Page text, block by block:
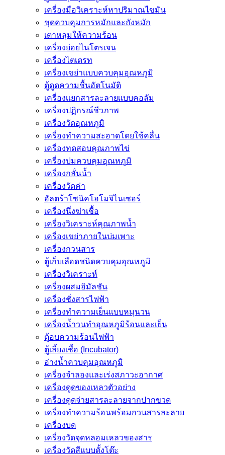
เครื่องมือวิเคราะห์หาปริมาณไขมัน
ชุดควบคุมการหมักและถังหมัก
เตาหลุมให้ความร้อน
เครื่องย่อยไนโตรเจน
เครื่องไตเตรท
เครื่องเขย่าแบบควบคุมอุณหภูมิ
ตู้ดูดความชื้นอัตโนมัติ
เครื่องเเยกสารละลายเเบบคอลัม
เครื่องปฏิกรณ์ชีวภาพ
เครื่องวัดอุณหภูมิ
เครื่องทำความสะอาดโดยใช้คลื่น
เครื่องทดสอบคุณภาพไข่
เครื่องบ่มควบคุมอุณหภูมิ
เครื่องกลั่นน้ำ
เครื่องวัดค่า
อัลตร้าโซนิคโฮโมจิไนเซอร์
เครื่องนึ่งฆ่าเชื้อ
เครื่องวิเคราะห์คุณภาพน้ำ
เครื่องเขย่าภายในบ่มเพาะ
เครื่องกวนสาร
ตู้เก็บเลือดชนิดควบคุมอุณหภูมิ
เครื่องวิเคราะห์
เครื่องผสมอิมัลชัน
เครื่องชั่งสารไฟฟ้า
เครื่องทำความเย็นแบบหมุนวน
เครื่องน้ำวนทำอุณหภูมิร้อนและเย็น
ตู้อบความร้อนไฟฟ้า
ตู้เลี้ยงเชื้อ (Incubator)
อ่างน้ำควบคุมอุณหภูมิ
เครื่องจำลองและเร่งสภาวะอากาศ
เครื่องดูดของเหลวตัวอย่าง
เครื่องดูดจ่ายสารละลายจากปากขวด
เครื่องทำความร้อนพร้อมกวนสารละลาย
เครื่องบด
เครื่องวัดจุดหลอมเหลวของสาร
เครื่องวัดสีแบบตั้งโต๊ะ